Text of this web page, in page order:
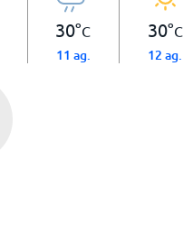
30°C
11 ag.
30°C
12 ag.